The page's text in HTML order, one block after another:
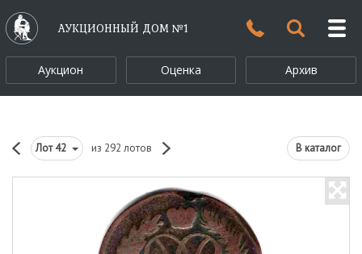
АУКЦИОННЫЙ ДОМ №1
Аукцион Оценка Архив
Лот42 из 292 лотов В каталог